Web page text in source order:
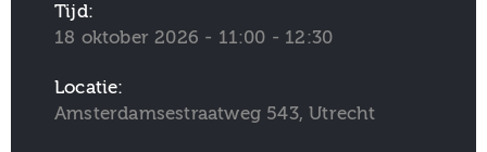
Tijd:
18 oktober 2026 - 11:00 - 12:30
Locatie:
Amsterdamsestraatweg 543, Utrecht